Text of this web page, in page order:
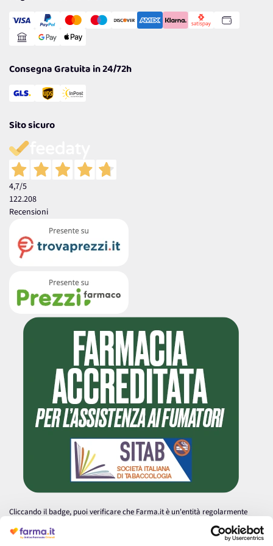
Gestisci Cookie
Reso Facile e Veloce
Consegna Gratuita in 24/72h
Sito sicuro
4,7/5
122.208
Recensioni
Cliccando il badge, puoi verificare che Farma.it è un'entità regolarmente
autorizzata dal Ministero della Salute a effettuare la vendita online di
medicinali.